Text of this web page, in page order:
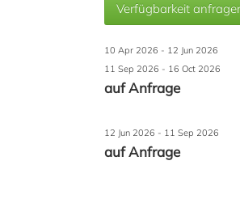
Verfügbarkeit
10 Apr 2026 - 12 Jun 2026
11 Sep 2026 - 16 Oct 2026
auf Anfrage
12 Jun 2026 - 11 Sep 2026
auf Anfrage